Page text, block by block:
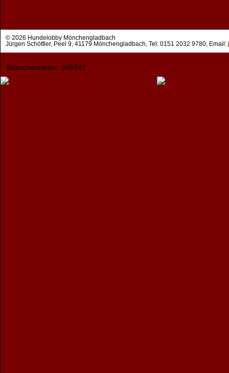
© 2026 Hundelobby Mönchengladbach
Jürgen Schöttler, Peel 9, 41179 Mönchengladbach, Tel: 0151 2032 9780, Email:
Besucherzähler: 369741